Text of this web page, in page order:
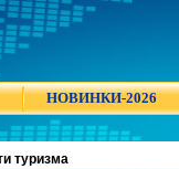
НОВИНКИ-2026
туризма